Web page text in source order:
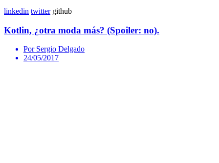
linkedin twitter github
Kotlin, ¿otra moda más? (Spoiler: no).
Por Sergio Delgado
24/05/2017